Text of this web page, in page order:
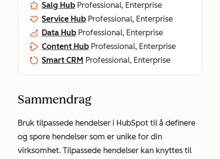
Salg Hub Professional, Enterprise
Service Hub Professional, Enterprise
Data Hub Professional, Enterprise
Content Hub Professional, Enterprise
Smart CRM Professional, Enterprise
Sammendrag
Bruk tilpassede hendelser i HubSpot til å definere
og spore hendelser som er unike for din
virksomhet. Tilpassede hendelser kan knyttes til